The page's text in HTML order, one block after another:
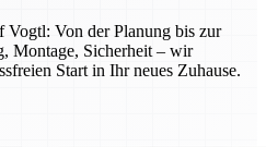
Von der Planung bis zur
Montage, Sicherheit – wir
Start in Ihr neues Zuhause.